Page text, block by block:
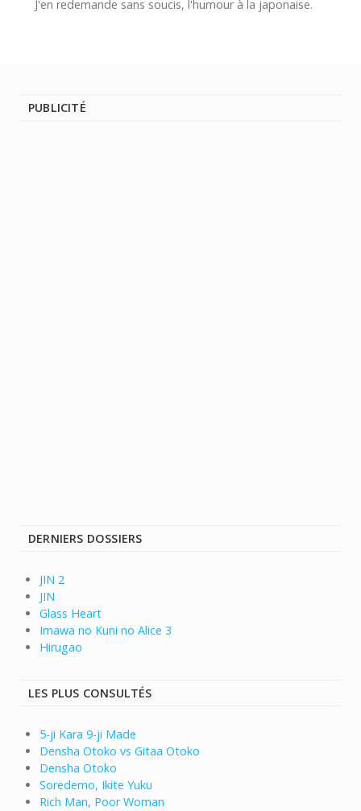
J'en redemande sans soucis, l'humour à la japonaise.
PUBLICITÉ
DERNIERS DOSSIERS
JIN 2
JIN
Glass Heart
Imawa no Kuni no Alice 3
Hirugao
LES PLUS CONSULTÉS
5-ji Kara 9-ji Made
Densha Otoko vs Gitaa Otoko
Densha Otoko
Soredemo, Ikite Yuku
Rich Man, Poor Woman